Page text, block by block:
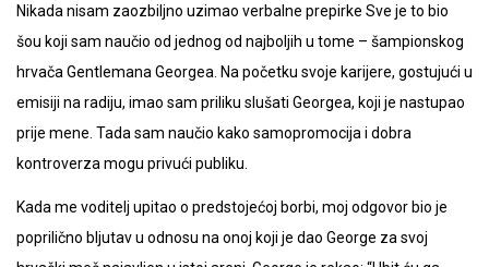
Nikada nisam zaozbiljno uzimao verbalne prepirke Sve je to bio
šou koji sam naučio od jednog od najboljih u tome – šampionskog
hrvača Gentlemana Georgea. Na početku svoje karijere, gostujući u
emisiji na radiju, imao sam priliku slušati Georgea, koji je nastupao
prije mene. Tada sam naučio kako samopromocija i dobra
kontroverza mogu privući publiku.
Kada me voditelj upitao o predstojećoj borbi, moj odgovor bio je
poprilično bljutav u odnosu na onoj koji je dao George za svoj